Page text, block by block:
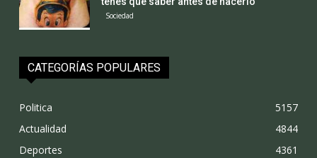
Sociedad
CATEGORÍAS POPULARES
Politica
5157
Actualidad
4844
Deportes
4361